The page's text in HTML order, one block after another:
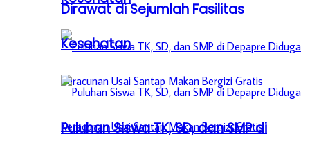
Puluhan Siswa TK, SD, dan SMP di
Dirawat di Sejumlah Fasilitas
Kesehatan